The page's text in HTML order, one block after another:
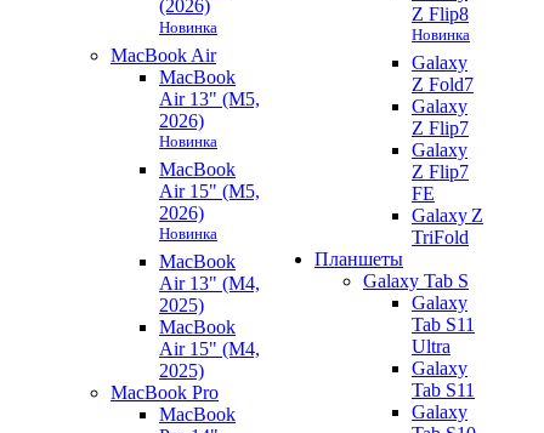
(2026)
Новинка
MacBook Air
MacBook
Air 13" (M5,
2026)
Новинка
MacBook
Air 15" (M5,
2026)
Новинка
MacBook
Air 13" (M4,
2025)
MacBook
Air 15" (M4,
2025)
MacBook Pro
MacBook
Z Flip8
Новинка
Galaxy
Z Fold7
Galaxy
Z Flip7
Galaxy
Z Flip7
FE
Galaxy Z
TriFold
Планшеты
Galaxy Tab S
Galaxy
Tab S11
Ultra
Galaxy
Tab S11
Galaxy